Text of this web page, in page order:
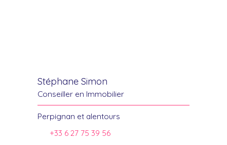
Stéphane Simon
Conseiller en Immobilier
Perpignan et alentours
+33 6 27 75 39 56